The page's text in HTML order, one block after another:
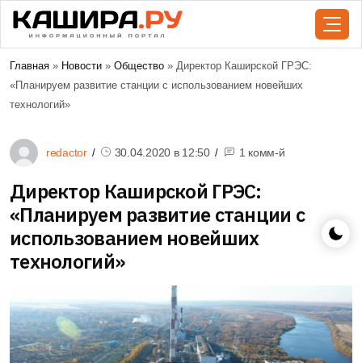
Главная » Новости » Общество » Директор Каширской ГРЭС:
«Планируем развитие станции с использованием новейших
технологий»
redactor 30.04.2020 в 12:50 1 комм-й
Директор Каширской ГРЭС:
«Планируем развитие станции с
использованием новейших
технологий»